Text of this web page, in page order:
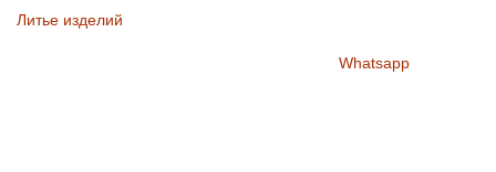
Литье изделий
Whatsapp